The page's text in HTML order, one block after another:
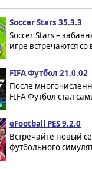
Soccer Stars 35.3.3
Soccer Stars –
игре встречаются
FIFA Футбол 21.0.02
После
FIFA Футбол стал
eFootball PES 9.2.0
Встречайте новый
футбольного